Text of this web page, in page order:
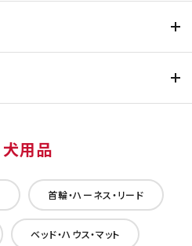
犬用品
首輪・ハーネス・リード
ベッド・ハウス・マット